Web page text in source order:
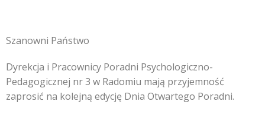
Szanowni Państwo
Dyrekcja i Pracownicy Poradni Psychologiczno-
Pedagogicznej nr 3 w Radomiu mają przyjemność
zaprosić na kolejną edycję Dnia Otwartego Poradni.